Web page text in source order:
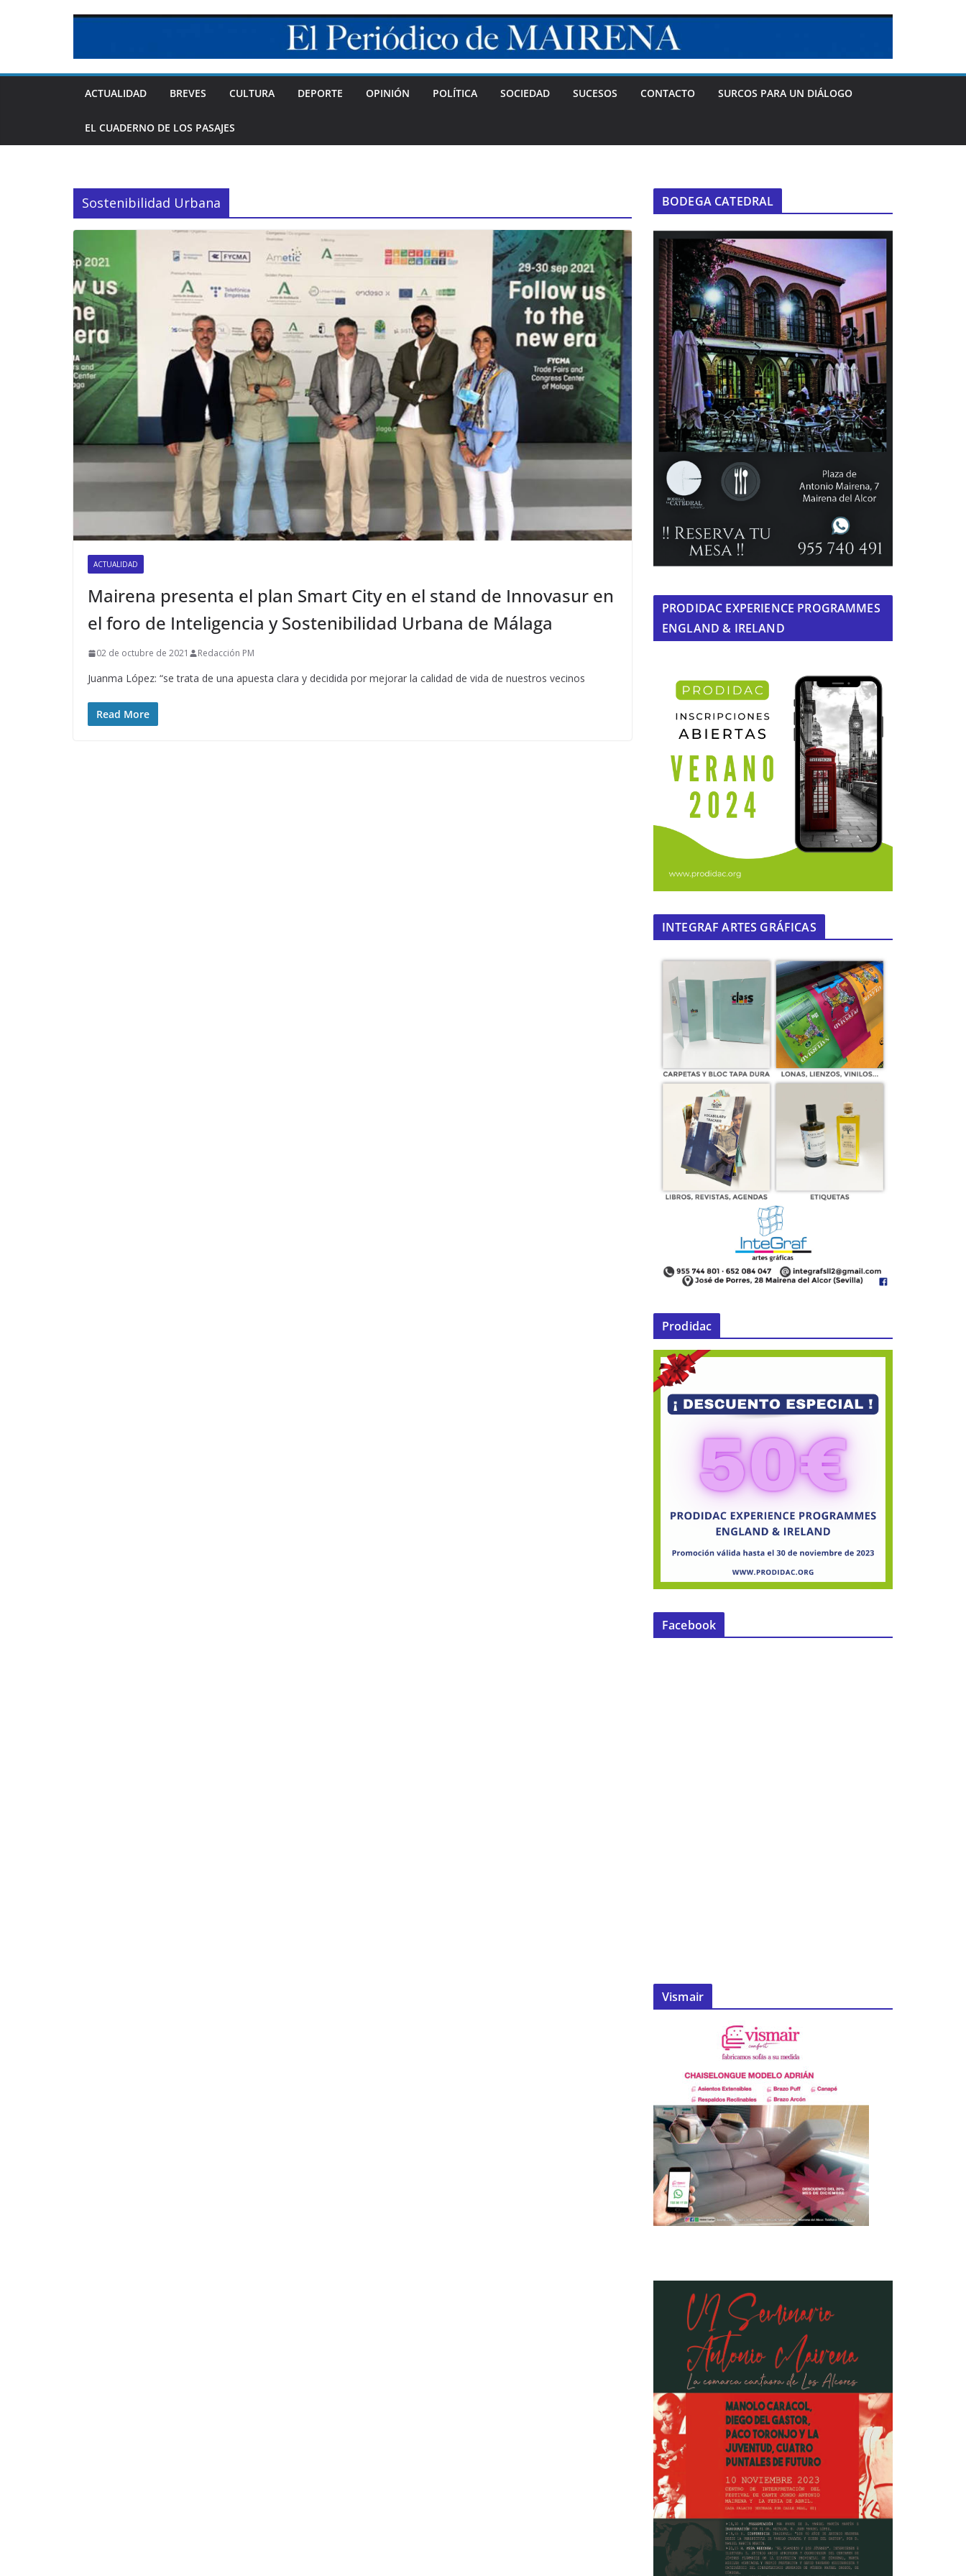
ACTUALIDAD BREVES CULTURA DEPORTE OPINIÓN POLÍTICA SOCIEDAD SUCESOS CONTACTO SURCOS PARA UN DIÁLOGO
EL CUADERNO DE LOS PASAJES
Sostenibilidad Urbana
ACTUALIDAD
Mairena presenta el plan Smart City en el stand de Innovasur en
el foro de Inteligencia y Sostenibilidad Urbana de Málaga
02 de octubre de 2021 Redacción PM
Juanma López: “se trata de una apuesta clara y decidida por mejorar la calidad de vida de nuestros vecinos
Read More
BODEGA CATEDRAL
PRODIDAC EXPERIENCE PROGRAMMES
ENGLAND & IRELAND
INTEGRAF ARTES GRÁFICAS
Prodidac
Facebook
Vismair